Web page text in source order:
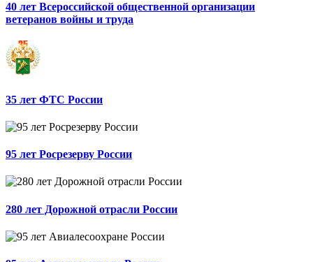
40 лет Всероссийской общественной организации
ветеранов войны и труда
35 лет ФТС России
95 лет Росрезерву России
280 лет Дорожной отрасли России